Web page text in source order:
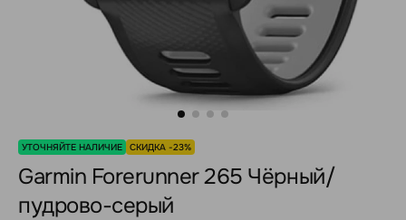
УТОЧНЯЙТЕ НАЛИЧИЕ СКИДКА -23%
Garmin Forerunner 265 Чёрный/
пудрово-серый